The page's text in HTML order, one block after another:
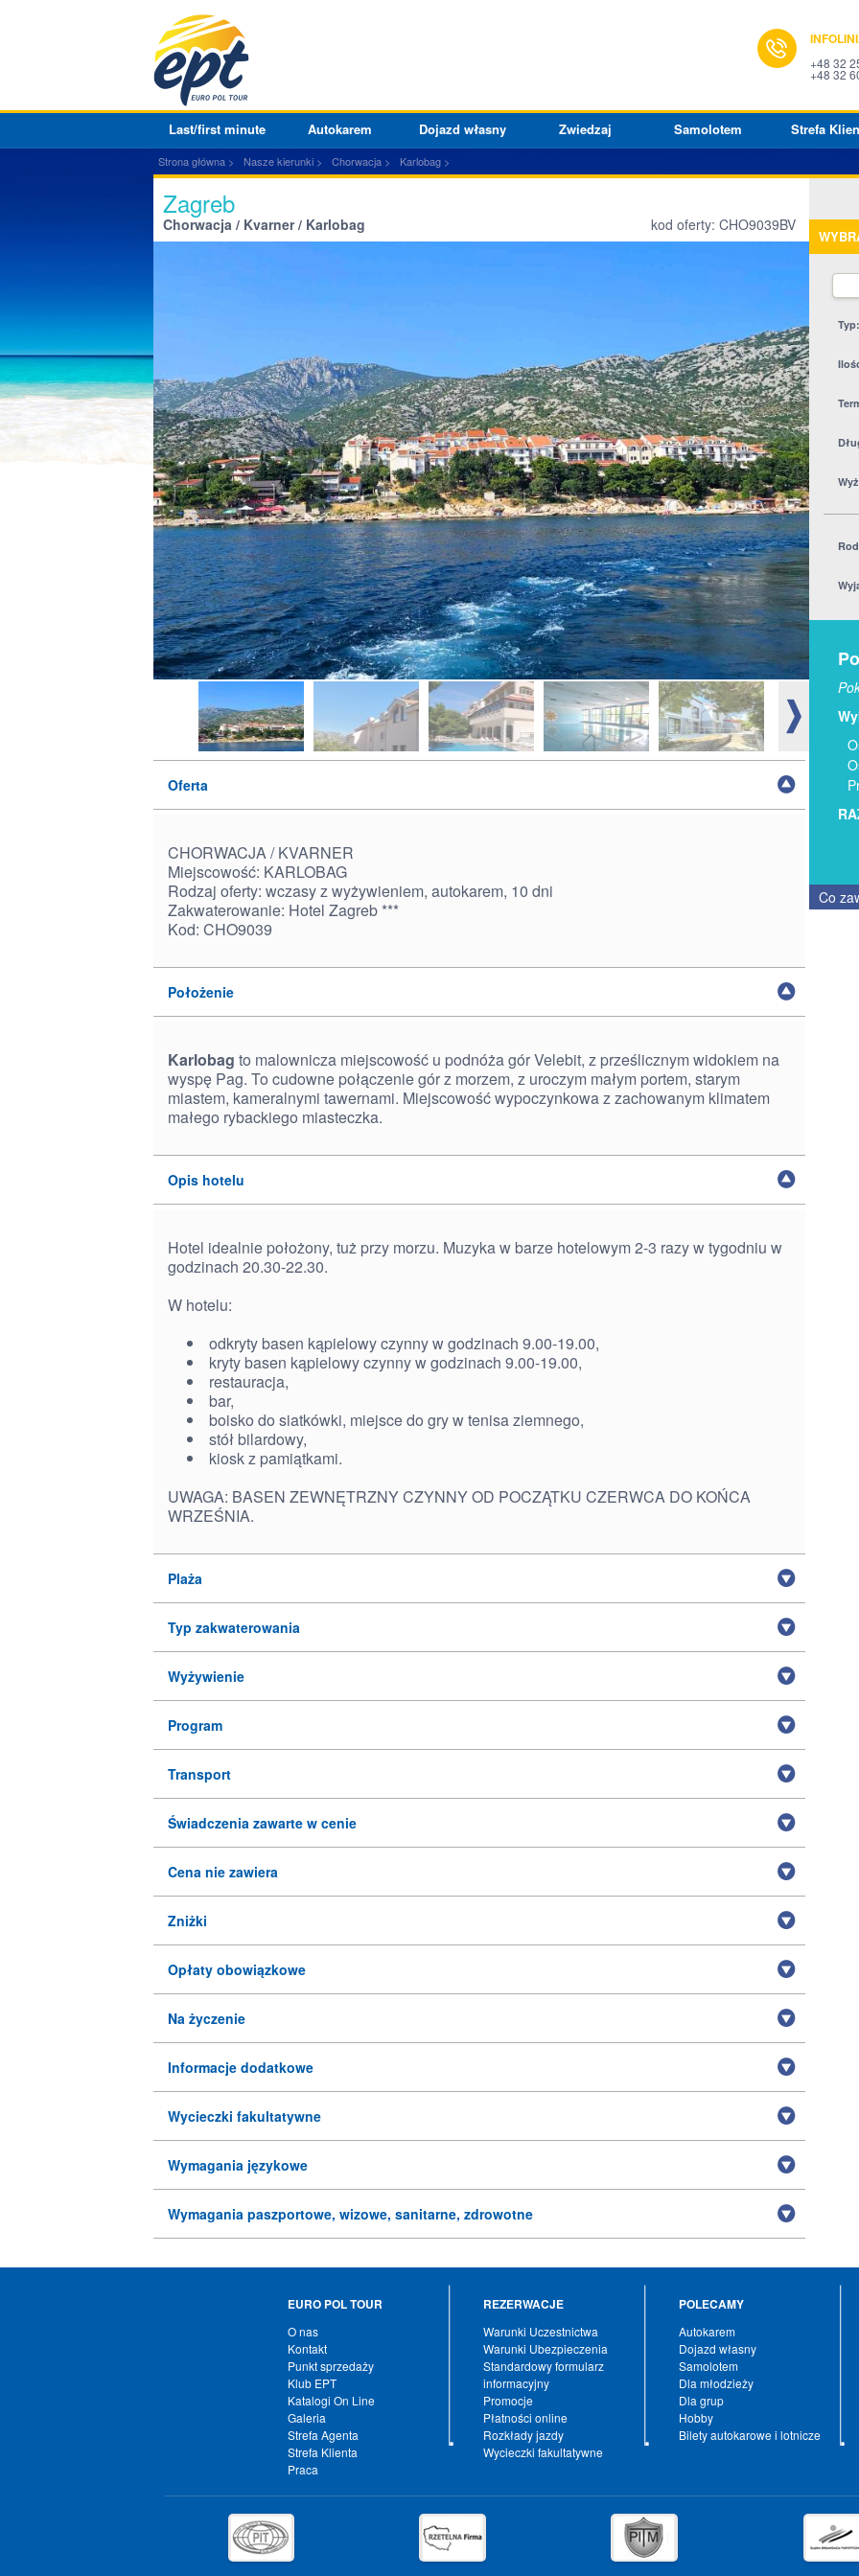
+48 32
+48 32
Last/first minute Autokarem Dojazd własny Zwiedzaj Samolotem Strefa
Strona główna Nasze kierunki Chorwacja Karlobag
Zagreb
Chorwacja / Kvarner / Karlobag kod oferty: CHO9039BV
Typ
Co
Oferta
CHORWACJA / KVARNER
Miejscowość: KARLOBAG
Rodzaj oferty: wczasy z wyżywieniem, autokarem, 10 dni
Zakwaterowanie: Hotel Zagreb ***
Kod: CHO9039
Położenie
Karlobag to malownicza miejscowość u podnóża gór Velebit, z prześlicznym widokiem na
wyspę Pag. To cudowne połączenie gór z morzem, z uroczym małym portem, starym
miastem, kameralnymi tawernami. Miejscowość wypoczynkowa z zachowanym klimatem
małego rybackiego miasteczka.
Opis hotelu
Hotel idealnie położony, tuż przy morzu. Muzyka w barze hotelowym 2-3 razy w tygodniu w
godzinach 20.30-22.30.
W hotelu:
odkryty basen kąpielowy czynny w godzinach 9.00-19.00,
kryty basen kąpielowy czynny w godzinach 9.00-19.00,
restauracja,
bar,
boisko do siatkówki, miejsce do gry w tenisa ziemnego,
stół bilardowy,
kiosk z pamiątkami.
UWAGA: BASEN ZEWNĘTRZNY CZYNNY OD POCZĄTKU CZERWCA DO KOŃCA
WRZEŚNIA.
Plaża
Typ zakwaterowania
Wyżywienie
Program
Transport
Świadczenia zawarte w cenie
Cena nie zawiera
Zniżki
Opłaty obowiązkowe
Na życzenie
Informacje dodatkowe
Wycieczki fakultatywne
Wymagania językowe
Wymagania paszportowe, wizowe, sanitarne, zdrowotne
EURO POL TOUR
O nas
Kontakt
Punkt sprzedaży
Klub EPT
Katalogi On Line
Galeria
Strefa Agenta
Strefa Klienta
Praca
REZERWACJE
Warunki Uczestnictwa
Warunki Ubezpieczenia
Standardowy formularz
informacyjny
Promocje
Płatności online
Rozkłady jazdy
Wycieczki fakultatywne
POLECAMY
Autokarem
Dojazd własny
Samolotem
Dla młodzieży
Dla grup
Hobby
Bilety autokarowe i lotnicze